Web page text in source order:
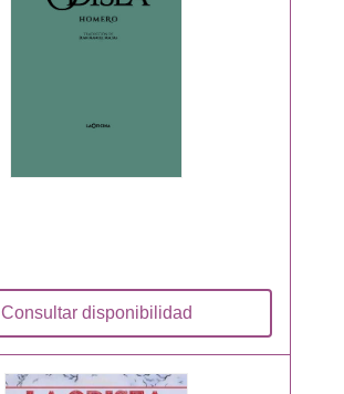
Consultar disponibilidad